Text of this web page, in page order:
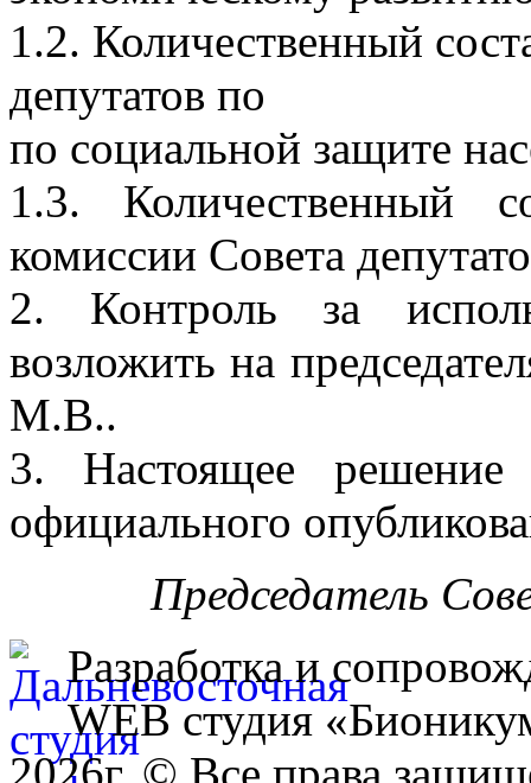
1.2. Количественный
депутатов по
по социальной защите
1.3. Количественный
комиссии Совета
2. Контроль за
возложить на
М.В..
3. Настоящее
официального
Председатель
Разработка и
WEB студия